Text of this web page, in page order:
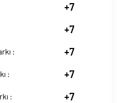
+7
+7
: +7
: +7
: +7